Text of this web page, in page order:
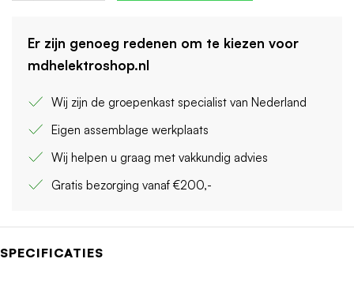
Er zijn genoeg redenen om te kiezen voor
mdhelektroshop.nl
Wij zijn de groepenkast specialist van Nederland
Eigen assemblage werkplaats
Wij helpen u graag met vakkundig advies
Gratis bezorging vanaf €200,-
SPECIFICATIES